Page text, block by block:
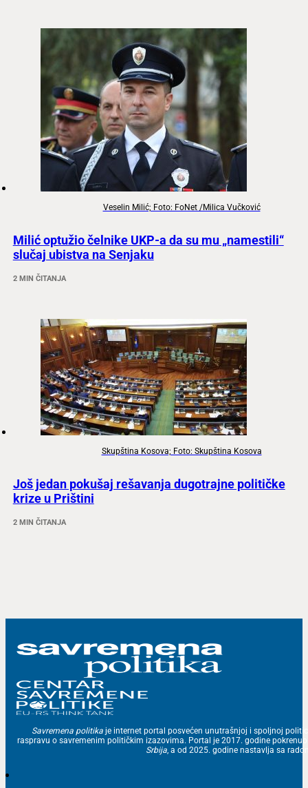
Veselin Milić; Foto: FoNet /Milica Vučković
Milić optužio čelnike UKP-a da su mu „namestili“
slučaj ubistva na Senjaku
2 MIN ČITANJA
Skupština Kosova; Foto: Skupština Kosova
Još jedan pokušaj rešavanja dugotrajne političke
krize u Prištini
2 MIN ČITANJA
Savremena politika je internet portal posvećen unutrašnjoj i spoljnoj
raspravu o savremenim političkim izazovima. Portal je 2017. godine
Srbija , a od 2025. godine nastavlja sa